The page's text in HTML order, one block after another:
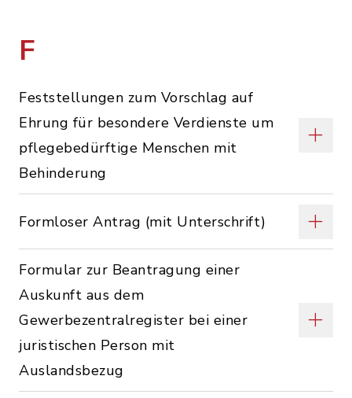
F
Feststellungen zum Vorschlag auf
Ehrung für besondere Verdienste um
pflegebedürftige Menschen mit
Behinderung
Formloser Antrag (mit Unterschrift)
Formular zur Beantragung einer
Auskunft aus dem
Gewerbezentralregister bei einer
juristischen Person mit
Auslandsbezug